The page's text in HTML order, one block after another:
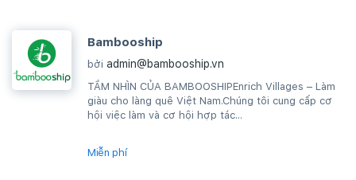
Bambooship
bởi admin@bambooship.vn
TẦM NHÌN CỦA BAMBOOSHIPEnrich Villages – Làm
giàu cho làng quê Việt Nam.Chúng tôi cung cấp cơ
hội việc làm và cơ hội hợp tác...
Miễn phí